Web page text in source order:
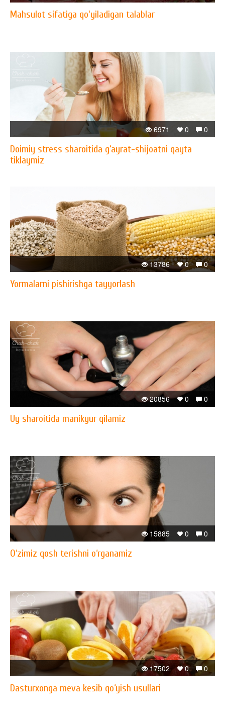
Mahsulot sifatiga qo'yiladigan talablar
0
0
6971
Doimiy stress sharoitida g‘ayrat-shijoatni qayta
tiklaymiz
0
0
13786
Yormalarni pishirishga tayyorlash
0
0
20856
Uy sharoitida manikyur qilamiz
0
0
15885
O‘zimiz qosh terishni o‘rganamiz
0
0
17502
Dasturxonga meva kesib qo‘yish usullari